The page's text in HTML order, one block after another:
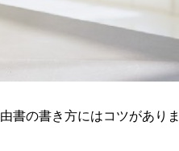
書の書き方にはコツがあり